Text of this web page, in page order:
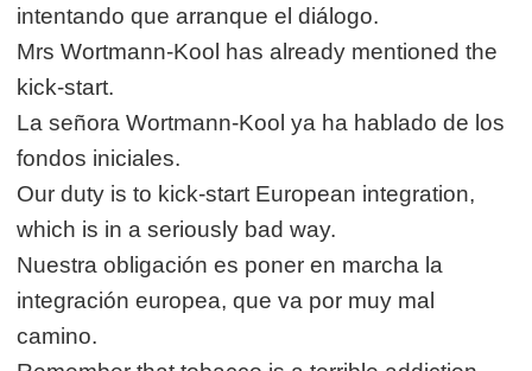
intentando que arranque el diálogo.
Mrs Wortmann-Kool has already mentioned the
kick-start.
La señora Wortmann-Kool ya ha hablado de los
fondos iniciales.
Our duty is to kick-start European integration,
which is in a seriously bad way.
Nuestra obligación es poner en marcha la
integración europea, que va por muy mal
camino.